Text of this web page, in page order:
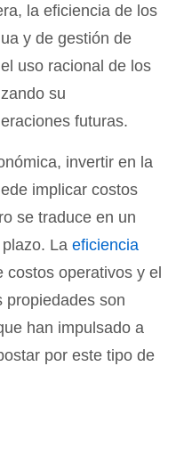
la eficiencia de los
y de gestión de
uso racional de los
su
futuras.
invertir en la
implicar costos
se traduce en un
La eficiencia
costos operativos y el
propiedades son
han impulsado a
por este tipo de